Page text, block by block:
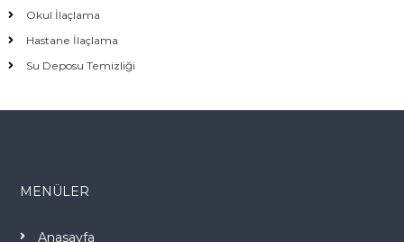
Okul İlaçlama
Hastane İlaçlama
Su Deposu Temizliği
MENÜLER
Anasayfa